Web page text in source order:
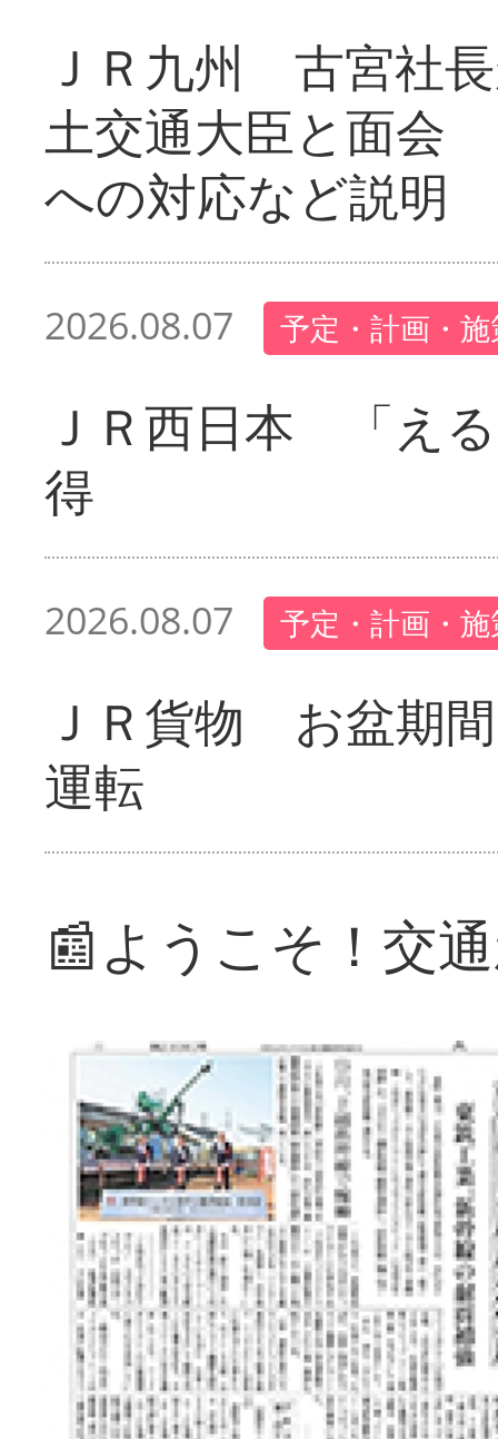
ＪＲ九州 古宮社
土交通大臣と面会
への対応など説明
2026.08.07 予定・計画・
ＪＲ西日本 「え
得
2026.08.07 予定・計画・
ＪＲ貨物 お盆期
運転
📰ようこそ！交